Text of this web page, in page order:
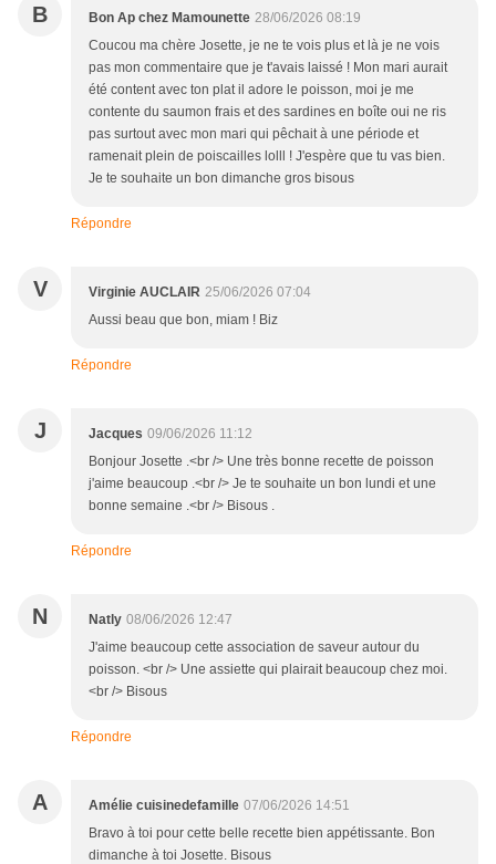
B Bon Ap chez Mamounette 28/06/2026 08:19
Coucou ma chère Josette, je ne te vois plus et là je ne vois
pas mon commentaire que je t'avais laissé ! Mon mari aurait
été content avec ton plat il adore le poisson, moi je me
contente du saumon frais et des sardines en boîte oui ne ris
pas surtout avec mon mari qui pêchait à une période et
ramenait plein de poiscailles lolll ! J'espère que tu vas bien.
Je te souhaite un bon dimanche gros bisous
Répondre
V Virginie AUCLAIR 25/06/2026 07:04
Aussi beau que bon, miam ! Biz
Répondre
J Jacques 09/06/2026 11:12
Bonjour Josette .<br /> Une très bonne recette de poisson
j'aime beaucoup .<br /> Je te souhaite un bon lundi et une
bonne semaine .<br /> Bisous .
Répondre
N Natly 08/06/2026 12:47
J'aime beaucoup cette association de saveur autour du
poisson. <br /> Une assiette qui plairait beaucoup chez moi.
<br /> Bisous
Répondre
A Amélie cuisinedefamille 07/06/2026 14:51
Bravo à toi pour cette belle recette bien appétissante. Bon
dimanche à toi Josette. Bisous